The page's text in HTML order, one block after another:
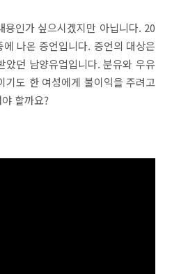
인가 싶으시겠지만 아닙니다. 20
나온 증언입니다. 증언의 대상은
았던 남양유업입니다. 분유와 우유
기도 한 여성에게 불이익을 주려고
할까요?